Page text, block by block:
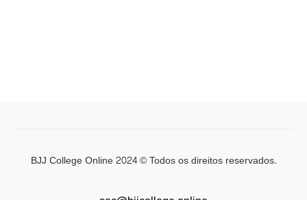
BJJ College Online 2024 © Todos os direitos reservados.